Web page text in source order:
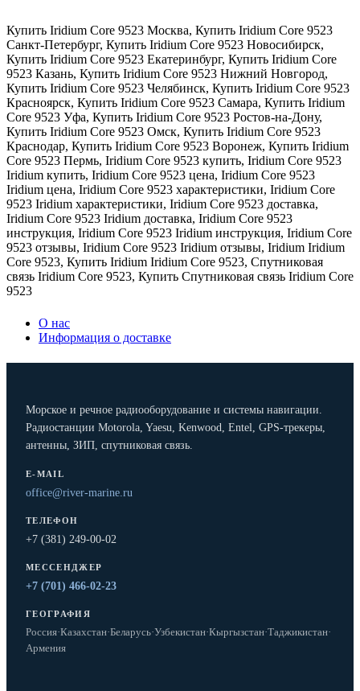
Купить Iridium Core 9523 Москва, Купить Iridium Core 9523
Санкт-Петербург, Купить Iridium Core 9523 Новосибирск,
Купить Iridium Core 9523 Екатеринбург, Купить Iridium Core
9523 Казань, Купить Iridium Core 9523 Нижний Новгород,
Купить Iridium Core 9523 Челябинск, Купить Iridium Core 9523
Красноярск, Купить Iridium Core 9523 Самара, Купить Iridium
Core 9523 Уфа, Купить Iridium Core 9523 Ростов-на-Дону,
Купить Iridium Core 9523 Омск, Купить Iridium Core 9523
Краснодар, Купить Iridium Core 9523 Воронеж, Купить Iridium
Core 9523 Пермь, Iridium Core 9523 купить, Iridium Core 9523
Iridium купить, Iridium Core 9523 цена, Iridium Core 9523
Iridium цена, Iridium Core 9523 характеристики, Iridium Core
9523 Iridium характеристики, Iridium Core 9523 доставка,
Iridium Core 9523 Iridium доставка, Iridium Core 9523
инструкция, Iridium Core 9523 Iridium инструкция, Iridium Core
9523 отзывы, Iridium Core 9523 Iridium отзывы, Iridium Iridium
Core 9523, Купить Iridium Iridium Core 9523, Спутниковая
связь Iridium Core 9523, Купить Спутниковая связь Iridium Core
9523
О нас
Информация о доставке
Морское и речное радиооборудование и системы навигации.
Радиостанции Motorola, Yaesu, Kenwood, Entel, GPS-трекеры,
антенны, ЗИП, спутниковая связь.
E-MAIL
office@river-marine.ru
ТЕЛЕФОН
+7 (381) 249-00-02
МЕССЕНДЖЕР
+7 (701) 466-02-23
ГЕОГРАФИЯ
Россия·Казахстан·Беларусь·Узбекистан·Кыргызстан·Таджикистан·
Армения